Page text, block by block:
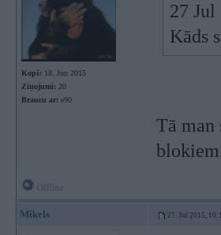
Kopš: 18. Jun 2015
Ziņojumi: 20
Braucu ar: e90
27
Kāds
Tā man
Mikels 27. Jul 2015,